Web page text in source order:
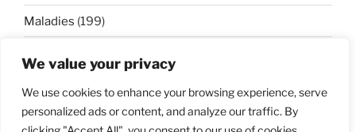
We value your privacy
We use cookies to enhance your browsing experience, serve
personalized ads or content, and analyze our traffic. By
Maladies (199)